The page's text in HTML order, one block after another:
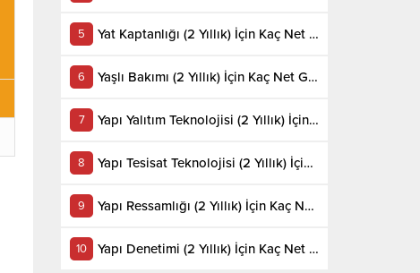
Yat Kaptanlığı (2 Yıllık) İçin Kaç Net Gerekir 2022
Yaşlı Bakımı (2 Yıllık) İçin Kaç Net Gerekir 2022
Yapı Yalıtım Teknolojisi (2 Yıllık) İçin Kaç Net Gerekir 2022
Yapı Tesisat Teknolojisi (2 Yıllık) İçin Kaç Net Gerekir 2022
Yapı Ressamlığı (2 Yıllık) İçin Kaç Net Gerekir 2022
Yapı Denetimi (2 Yıllık) İçin Kaç Net Gerekir 2022